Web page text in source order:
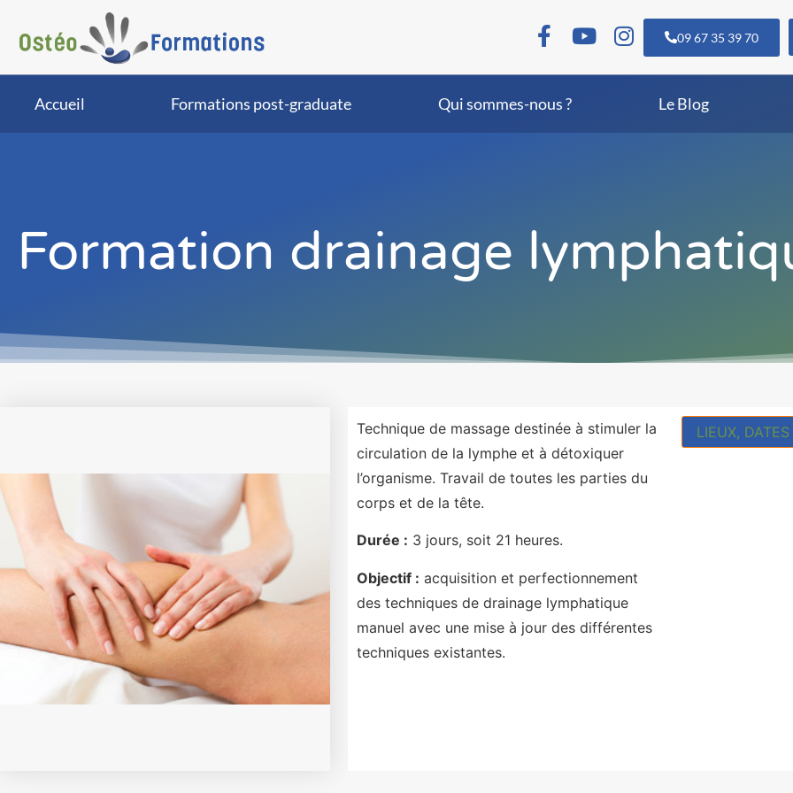
09 67 35 39 70
Accueil Formations post-graduate Qui sommes-nous ? Le Blog
Formation drainage
Technique de massage destinée à stimuler la
circulation de la lymphe et à détoxiquer
l’organisme. Travail de toutes les parties du
corps et de la tête.
Durée : 3 jours, soit 21 heures.
Objectif : acquisition et perfectionnement
des techniques de drainage lymphatique
manuel avec une mise à jour des différentes
techniques existantes.
LIEUX,